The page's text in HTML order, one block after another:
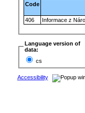
Code
406
Informace z
Language version of
data:
cs
Accessibility